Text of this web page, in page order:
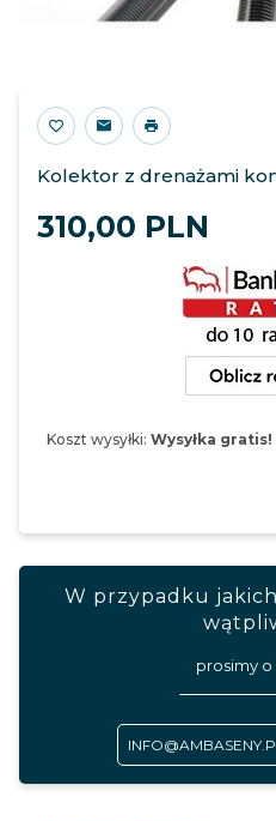
Kolektor z drenażami
310,00 PLN
Koszt wysyłki: Wysyłka gratis!
W przypadku
prosimy